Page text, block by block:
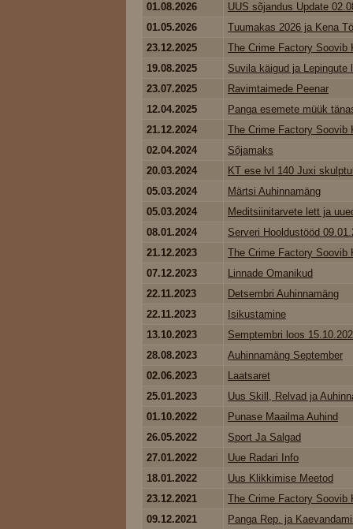
01.08.2026
UUS sõjandus Update
01.05.2026
Tuumakas 2026 ja Kena
23.12.2025
The Crime Factory Soovib
19.08.2025
Suvila käigud ja Lepingute
23.07.2025
Ravimtaimede Peenar
12.04.2025
Panga esemete müük
21.12.2024
The Crime Factory Soovib
02.04.2024
Sõjamaks
20.03.2024
KT ese lvl 140 Juxi
05.03.2024
Märtsi Auhinnamäng
05.03.2024
Meditsiinitarvete lett ja
08.01.2024
Serveri Hooldustööd
21.12.2023
The Crime Factory Soovib
07.12.2023
Linnade Omanikud
22.11.2023
Detsembri Auhinnamäng
22.11.2023
Isikustamine
13.10.2023
Semptembri loos
28.08.2023
Auhinnamäng September
02.06.2023
Laatsaret
25.01.2023
Uus Skill, Relvad ja
01.10.2022
Punase Maailma Auhind
26.05.2022
Sport Ja Salgad
27.01.2022
Uue Radari Info
18.01.2022
Uus Klikkimise Meetod
23.12.2021
The Crime Factory Soovib
09.12.2021
Panga Rep. ja